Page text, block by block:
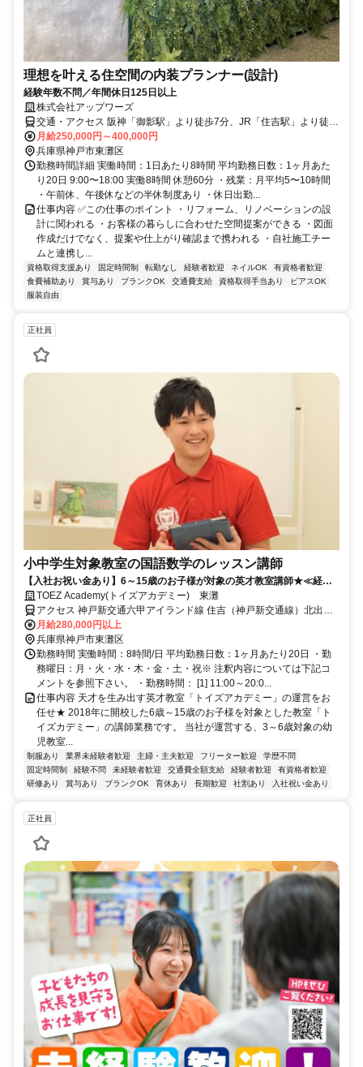
理想を叶える住空間の内装プランナー(設計)
経験年数不問／年間休日125日以上
株式会社アップワーズ
交通・アクセス 阪神「御影駅」より徒歩7分、JR「住吉駅」より徒歩
8分、阪急「御影駅」より徒歩16分
月給250,000円～400,000円
兵庫県神戸市東灘区
勤務時間詳細 実働時間：1日あたり8時間 平均勤務日数：1ヶ月あた
り20日 9:00〜18:00 実働8時間 休憩60分 ・残業：月平均5〜10時間
・午前休、午後休などの半休制度あり ・休日出勤...
仕事内容 ✅この仕事のポイント ・リフォーム、リノベーションの設
計に関われる ・お客様の暮らしに合わせた空間提案ができる ・図面
作成だけでなく、提案や仕上がり確認まで携われる ・自社施工チー
ムと連携し...
資格取得支援あり 固定時間制 転勤なし 経験者歓迎 ネイルOK
有資格者歓迎
食費補助あり
賞与あり ブランクOK 交通費支給 資格取得手当あり
ピアスOK
服装自由
正社員
小中学生対象教室の国語数学のレッスン講師
【入社お祝い金あり】6～15歳のお子様が対象の英才教室講師★≪経験/
資格不要≫
TOEZ Academy(トイズアカデミー) 東灘
アクセス 神戸新交通六甲アイランド線 住吉（神戸新交通線）北出口
徒歩約3分、ＪＲ東海道本線 住吉（東海道本線）北出口徒歩約3分
月給280,000円以上
兵庫県神戸市東灘区
勤務時間 実働時間：8時間/日 平均勤務日数：1ヶ月あたり20日 ・勤
務曜日：月・火・水・木・金・土・祝※ 注釈内容については下記コ
メントを参照下さい。 ・勤務時間： [1] 11:00～20:0...
仕事内容 天才を生み出す英才教室「トイズアカデミー」の運営をお
任せ★ 2018年に開校した6歳～15歳のお子様を対象とした教室「ト
イズカデミー」の講師業務です。 当社が運営する、3～6歳対象の幼
児教室...
制服あり 業界未経験者歓迎 主婦・主夫歓迎 フリーター歓迎
学歴不問
固定時間制
経験不問 未経験者歓迎 交通費全額支給 経験者歓迎
有資格者歓迎
研修あり
賞与あり ブランクOK 育休あり 長期歓迎 社割あり 入社祝い金あり
正社員